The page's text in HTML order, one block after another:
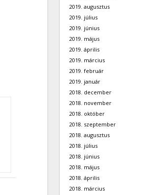
2019. augusztus
2019. július
2019. június
2019. május
2019. április
2019. március
2019. február
2019. január
2018. december
2018. november
2018. október
2018. szeptember
2018. augusztus
2018. július
2018. június
2018. május
2018. április
2018. március